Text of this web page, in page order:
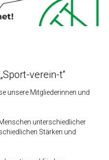
verein-t“
unsere Mitgliederinnen und
unterschiedlicher
Stärken und